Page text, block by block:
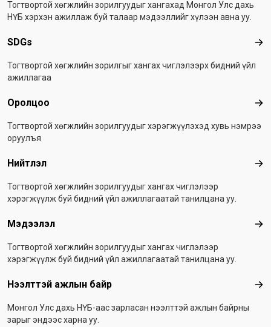
Тогтвортой хөгжлийн зорилгуудыг хангахад Монгол Улс дахь
НҮБ хэрхэн ажиллаж буй талаар мэдээллийг хүлээн авна уу.
SDGs
Тогтвортой хөгжлийн зорилгыг хангах чиглэлээрх бидний үйл
ажиллагаа
Оролцоо
Тогтвортой хөгжлийн зорилгуудыг хэрэгжүүлэхэд хувь нэмрээ
оруулъя
Нийтлэл
Тогтвортой хөгжлийн зорилгуудыг хангах чиглэлээр
хэрэгжүүлж буй бидний үйл ажиллагаатай танилцана уу.
Мэдээлэл
Тогтвортой хөгжлийн зорилгуудыг хангах чиглэлээр
хэрэгжүүлж буй бидний үйл ажиллагаатай танилцана уу.
Нээлттэй ажлын байр
Монгол Улс дахь НҮБ-аас зарласан нээлттэй ажлын байрны
зарыг эндээс харна уу.